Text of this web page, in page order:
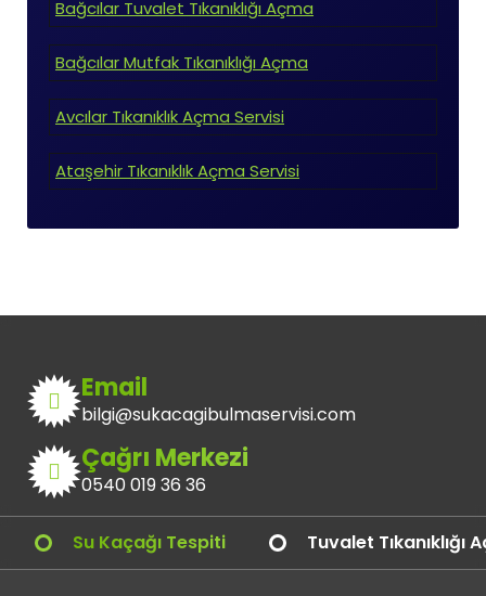
Bağcılar Tuvalet Tıkanıklığı Açma
Bağcılar Mutfak Tıkanıklığı Açma
Avcılar Tıkanıklık Açma Servisi
Ataşehir Tıkanıklık Açma Servisi
Email
bilgi@sukacagibulmaservisi.com
Çağrı Merkezi
0540 019 36 36
Su Kaçağı Tespiti Tuvalet Tıkanıklığı